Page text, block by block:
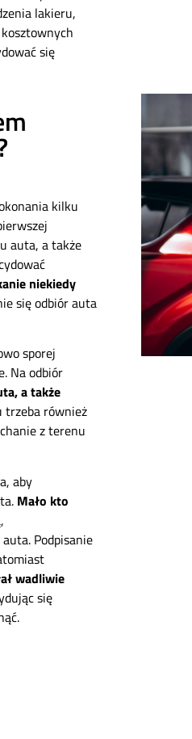
lakieru,
się
kilku
auta, a także
niekiedy
się odbiór auta
sporej
Na odbiór
a także
trzeba również
z terenu
aby
Mało kto
Podpisanie
wadliwie
się